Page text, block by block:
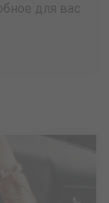
для вас